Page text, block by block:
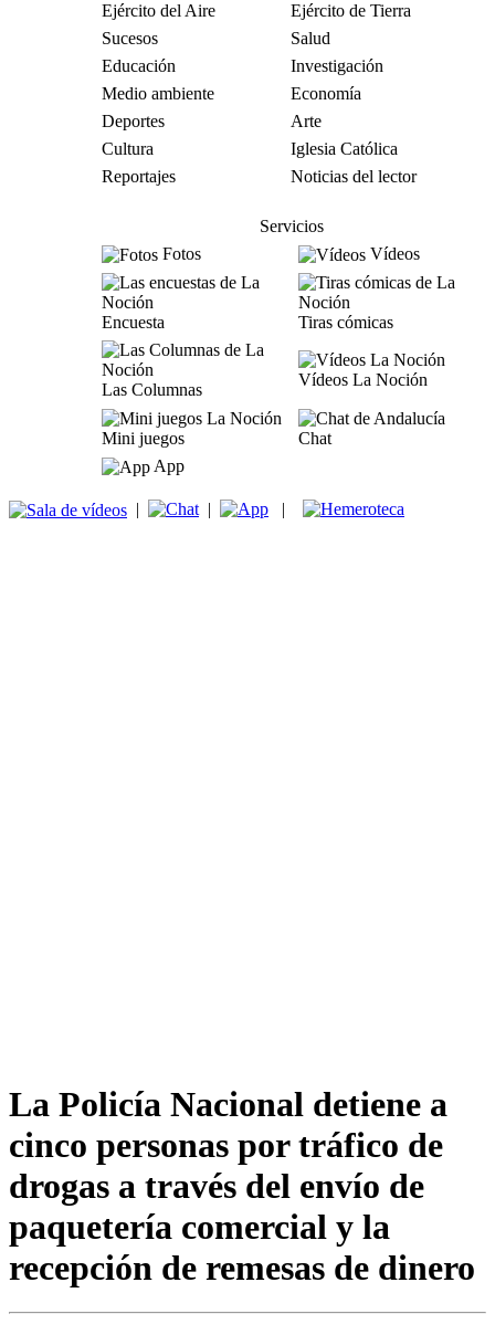
Ejército del Aire
Ejército de Tierra
Sucesos
Salud
Educación
Investigación
Medio ambiente
Economía
Deportes
Arte
Cultura
Iglesia Católica
Reportajes
Noticias del lector
Servicios
Fotos
Vídeos
Encuesta Tiras cómicas
Las Columnas
Vídeos La Noción
Mini juegos
Chat
App
| | |
La Policía Nacional detiene a
cinco personas por tráfico de
drogas a través del envío de
paquetería comercial y la
recepción de remesas de dinero